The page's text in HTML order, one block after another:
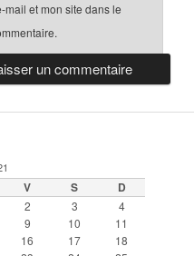
mail et mon site dans le
V S D
2 3
4
9 10
11
16 17
18